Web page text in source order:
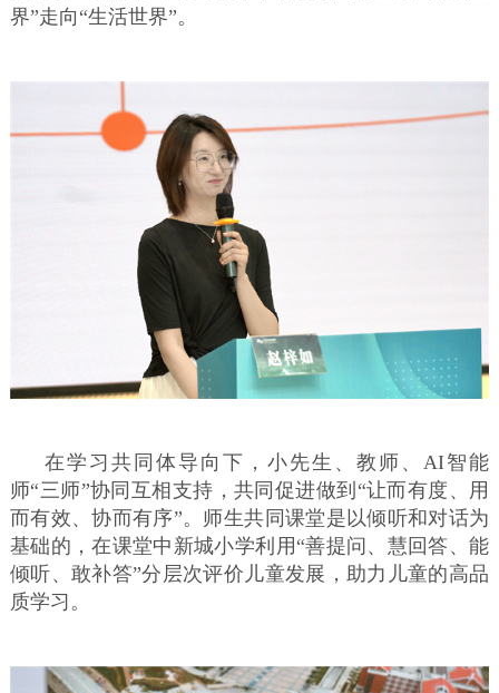
界”走向“生活世界”。
在学习共同体导向下，小先生、教师、AI智能
师“三师”协同互相支持，共同促进做到“让而有度、用
而有效、协而有序”。师生共同课堂是以倾听和对话为
基础的，在课堂中新城小学利用“善提问、慧回答、能
倾听、敢补答”分层次评价儿童发展，助力儿童的高品
质学习。